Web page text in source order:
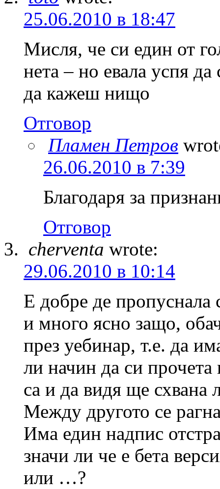
25.06.2010 в 18:47
Мисля, че си един от
нета – но евала успя
да кажеш нищо
Отговор
Пламен Петров
26.06.2010 в 7:39
Благодаря за
Отговор
cherventa wrote:
29.06.2010 в 10:14
Е добре де пропуснала
и много ясно защо,
през уебинар, т.е. да
ли начин да си
са и да видя ще схвана
Между другото се
Има един надпис
значи ли че е бета
или …?